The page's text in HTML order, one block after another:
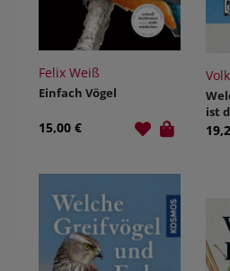
Felix Weiß
Einfach Vögel
15,00 €
ist